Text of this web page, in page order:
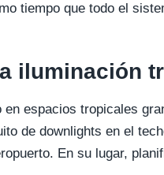
tiempo que todo el
iluminación
espacios tropicales
de downlights en el
En su lugar,